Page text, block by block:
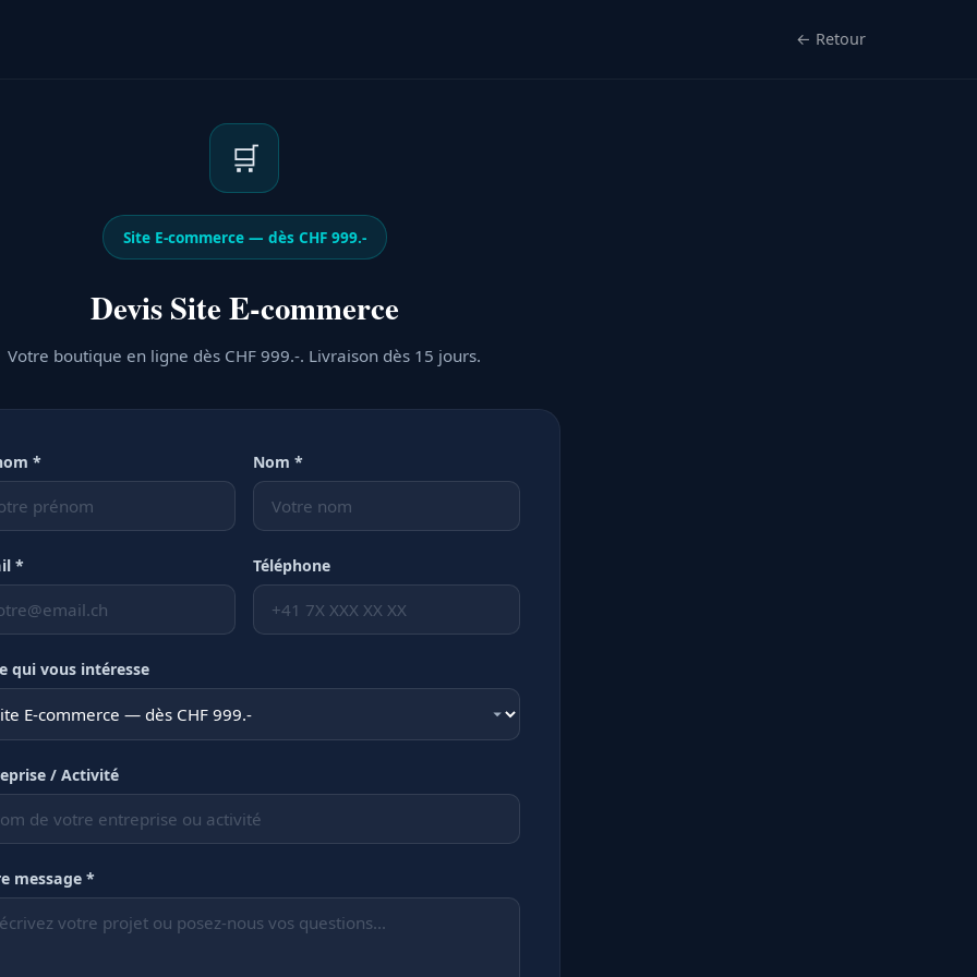
← Retour
🛒
Site E-commerce — dès CHF 999.-
Devis Site E-commerce
Votre boutique en ligne dès CHF 999.-. Livraison dès 15 jours.
* Nom *
* Téléphone
qui vous intéresse
/ Activité
message *